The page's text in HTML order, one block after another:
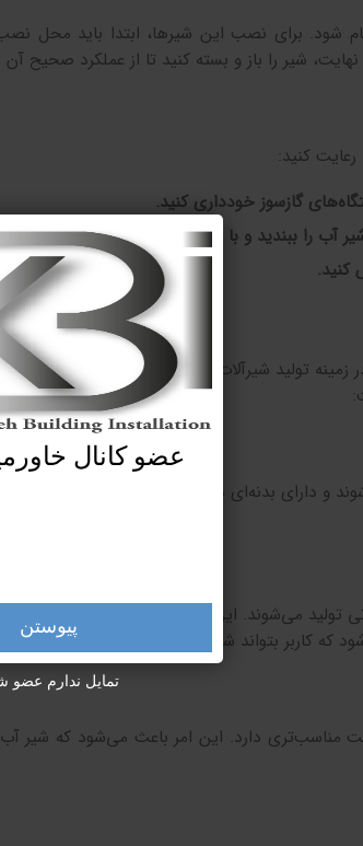
شود. برای نصب این شیرها، ابتدا باید محل
شیر را باز و بسته کنید تا از عملکرد صحیح
رعایت کنید:
گازسوز خودداری کنید.
آب را ببندید و با شرکت آب تماس بگیرید.
زمینه تولید شیرآلات ساختمانی است. این برند
و دارای بدنه‌ای مقاوم و بادوام هستند. این
تولید می‌شوند. این شیرها در اندازه‌های
کاربر بتواند شیر مناسب نیاز خود را انتخاب کند.
مناسب‌تری دارد. این امر باعث می‌شود که شیر
عضو کانال
پیوستن
تمایل ندارم عضو